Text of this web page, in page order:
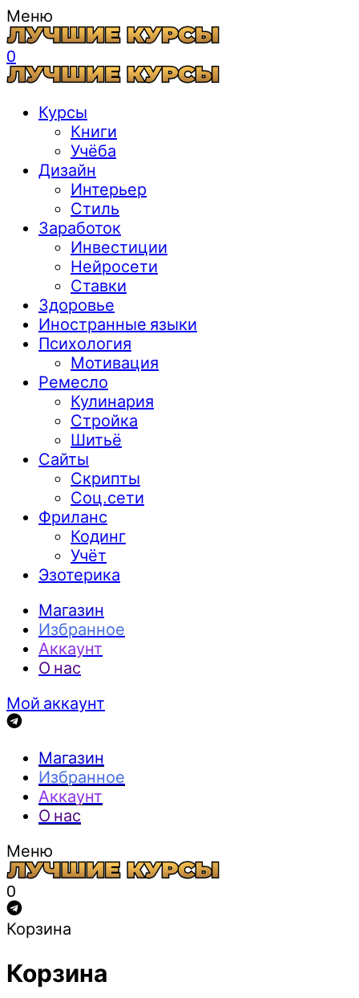
Меню
0
Курсы
Книги
Учёба
Дизайн
Интерьер
Стиль
Заработок
Инвестиции
Нейросети
Ставки
Здоровье
Иностранные языки
Психология
Мотивация
Ремесло
Кулинария
Стройка
Шитьё
Сайты
Скрипты
Соц.сети
Фриланс
Кодинг
Учёт
Эзотерика
Магазин
Избранное
Аккаунт
О нас
Мой аккаунт
Магазин
Избранное
Аккаунт
О нас
Меню
0
Корзина
Корзина